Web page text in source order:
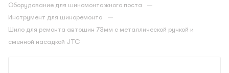
Оборудование для шиномонтажного поста —
Инструмент для шиноремонта —
Шило для ремонта автошин 73мм с металлической ручкой и
сменной насадкой JTC